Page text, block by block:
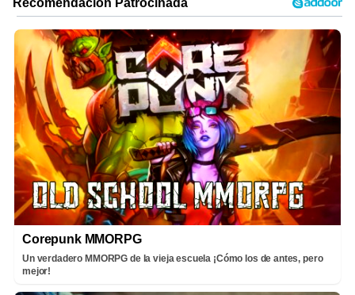
Corepunk MMORPG
Un verdadero MMORPG de la vieja escuela ¡Cómo los de antes, pero
mejor!